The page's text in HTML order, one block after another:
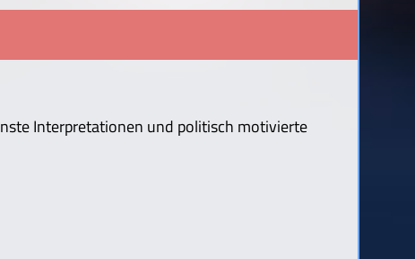
Interpretationen und politisch motivierte